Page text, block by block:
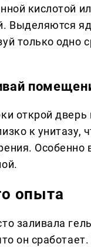
кислотой
Выделяются
только одно
открой дверь
к унитазу,
Особенно
опыта
заливала
он